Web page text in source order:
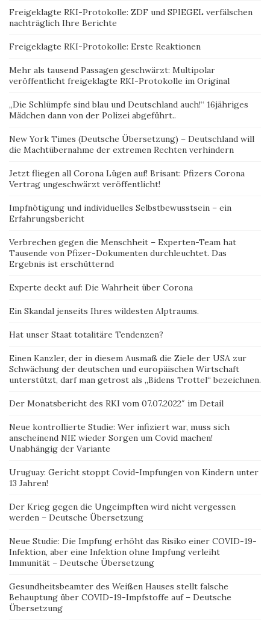
Freigeklagte RKI-Protokolle: ZDF und SPIEGEL verfälschen
nachträglich Ihre Berichte
Freigeklagte RKI-Protokolle: Erste Reaktionen
Mehr als tausend Passagen geschwärzt: Multipolar
veröffentlicht freigeklagte RKI-Protokolle im Original
„Die Schlümpfe sind blau und Deutschland auch!“ 16jähriges
Mädchen dann von der Polizei abgeführt..
New York Times (Deutsche Übersetzung) – Deutschland will
die Machtübernahme der extremen Rechten verhindern
Jetzt fliegen all Corona Lügen auf! Brisant: Pfizers Corona
Vertrag ungeschwärzt veröffentlicht!
Impfnötigung und individuelles Selbstbewusstsein – ein
Erfahrungsbericht
Verbrechen gegen die Menschheit – Experten-Team hat
Tausende von Pfizer-Dokumenten durchleuchtet. Das
Ergebnis ist erschütternd
Experte deckt auf: Die Wahrheit über Corona
Ein Skandal jenseits Ihres wildesten Alptraums.
Hat unser Staat totalitäre Tendenzen?
Einen Kanzler, der in diesem Ausmaß die Ziele der USA zur
Schwächung der deutschen und europäischen Wirtschaft
unterstützt, darf man getrost als „Bidens Trottel“ bezeichnen.
Der Monatsbericht des RKI vom 07.07.2022″ im Detail
Neue kontrollierte Studie: Wer infiziert war, muss sich
anscheinend NIE wieder Sorgen um Covid machen!
Unabhängig der Variante
Uruguay: Gericht stoppt Covid-Impfungen von Kindern unter
13 Jahren!
Der Krieg gegen die Ungeimpften wird nicht vergessen
werden – Deutsche Übersetzung
Neue Studie: Die Impfung erhöht das Risiko einer COVID-19-
Infektion, aber eine Infektion ohne Impfung verleiht
Immunität – Deutsche Übersetzung
Gesundheitsbeamter des Weißen Hauses stellt falsche
Behauptung über COVID-19-Impfstoffe auf – Deutsche
Übersetzung